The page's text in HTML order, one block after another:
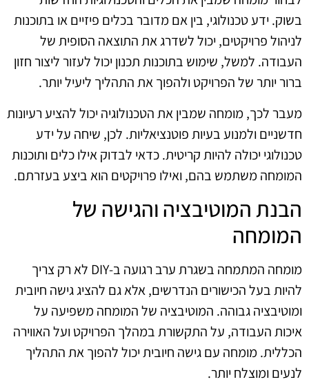
בשוק. ידע טכנולוגי, בין אם מדובר בכלים פיזיים או בתוכנות
לניהול פרויקטים, יכול לשדרג את התוצאה הסופית של
העבודה. למשל, שימוש בתוכנות תכנון יכול לעזור ליצור חזון
ברור יותר של הפרויקט ולהפוך את התהליך ליעיל יותר.
מעבר לכך, מומחה שמבין את הטכנולוגיה יכול להציע רעיונות
חדשניים ולמנוע בעיות פוטנציאליות. לכן, שיחה על ידע
טכנולוגי יכולה להיות קריטית. כדאי לבדוק אילו כלים ותוכנות
המומחה משתמש בהם, ואילו פרויקטים הוא ביצע בעזרתם.
הבנת המוטיבציה והגישה של
המומחה
מומחה המתמחה בשגרת ערב רגועה ב-DIY לא רק צריך
להיות בעל הכישורים הנדרשים, אלא גם להציג גישה חיובית
ומוטיבציה גבוהה. המוטיבציה של המומחה משפיעה על
איכות העבודה, על התקשורת במהלך הפרויקט ועל האווירה
הכללית. מומחה עם גישה חיובית יכול להפוך את התהליך
לנעים ומוצלח יותר.